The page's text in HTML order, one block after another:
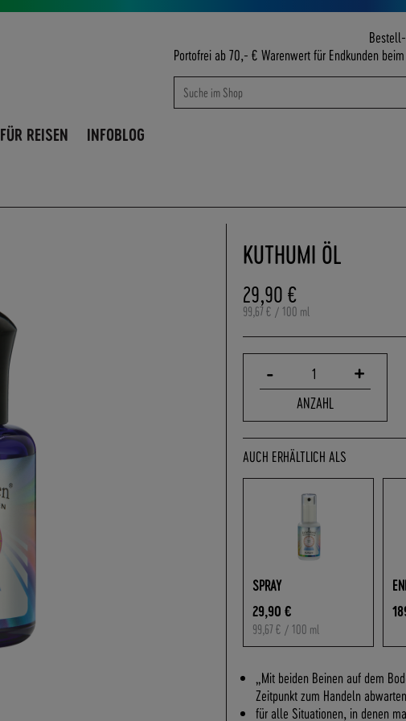
Portofrei ab 70,- € Warenwert für Endkunden
Suche
Suche
FÜR REISEN INFOBLOG
KUTHUMI ÖL
29,90 €
99,67 € / 100 ml
- 1 +
ANZAHL
AUCH ERHÄLTLICH ALS
SPRAY
29,90 €
99,67 € / 100 ml
„Mit beiden Beinen auf dem
Zeitpunkt zum Handeln
für alle Situationen, in denen